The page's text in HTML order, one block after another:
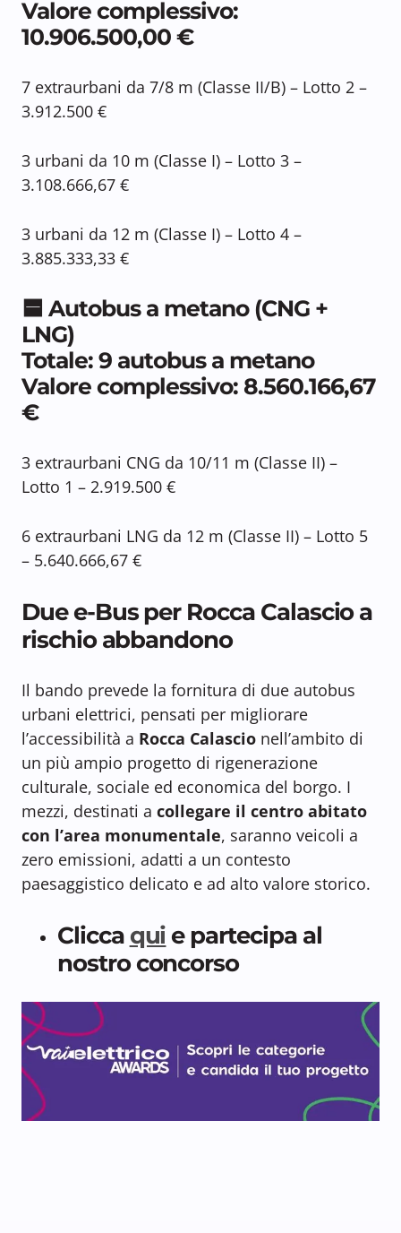
Valore complessivo:
10.906.500,00 €
7 extraurbani da 7/8 m (Classe II/B) – Lotto 2 –
3.912.500 €
3 urbani da 10 m (Classe I) – Lotto 3 –
3.108.666,67 €
3 urbani da 12 m (Classe I) – Lotto 4 –
3.885.333,33 €
🟦 Autobus a metano (CNG +
LNG)
Totale: 9 autobus a metano
Valore complessivo: 8.560.166,67
€
3 extraurbani CNG da 10/11 m (Classe II) –
Lotto 1 – 2.919.500 €
6 extraurbani LNG da 12 m (Classe II) – Lotto 5
– 5.640.666,67 €
Due e-Bus per Rocca Calascio a
rischio abbandono
Il bando prevede la fornitura di due autobus
urbani elettrici, pensati per migliorare
l’accessibilità a Rocca Calascio nell’ambito di
un più ampio progetto di rigenerazione
culturale, sociale ed economica del borgo. I
mezzi, destinati a collegare il centro abitato
con l’area monumentale, saranno veicoli a
zero emissioni, adatti a un contesto
paesaggistico delicato e ad alto valore storico.
Clicca quie partecipa al
nostro concorso